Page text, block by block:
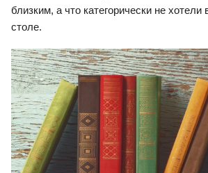
близким, а что категорически не хотели
столе.